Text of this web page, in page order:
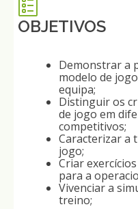
OBJETIVOS
Demonstrar a
modelo de
equipa;
Distinguir os
de jogo em
competitivos;
Caracterizar a
jogo;
Criar
para a
Vivenciar a
treino;